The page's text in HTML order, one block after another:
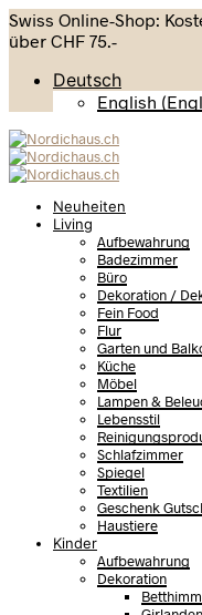
Swiss Online-Shop:
über CHF 75.-
Deutsch
English (
Neuheiten
Living
Aufbewahrung
Badezimmer
Büro
Dekoration /
Fein Food
Flur
Garten und
Küche
Möbel
Lampen &
Lebensstil
Schlafzimmer
Spiegel
Textilien
Geschenk
Haustiere
Kinder
Aufbewahrung
Dekoration